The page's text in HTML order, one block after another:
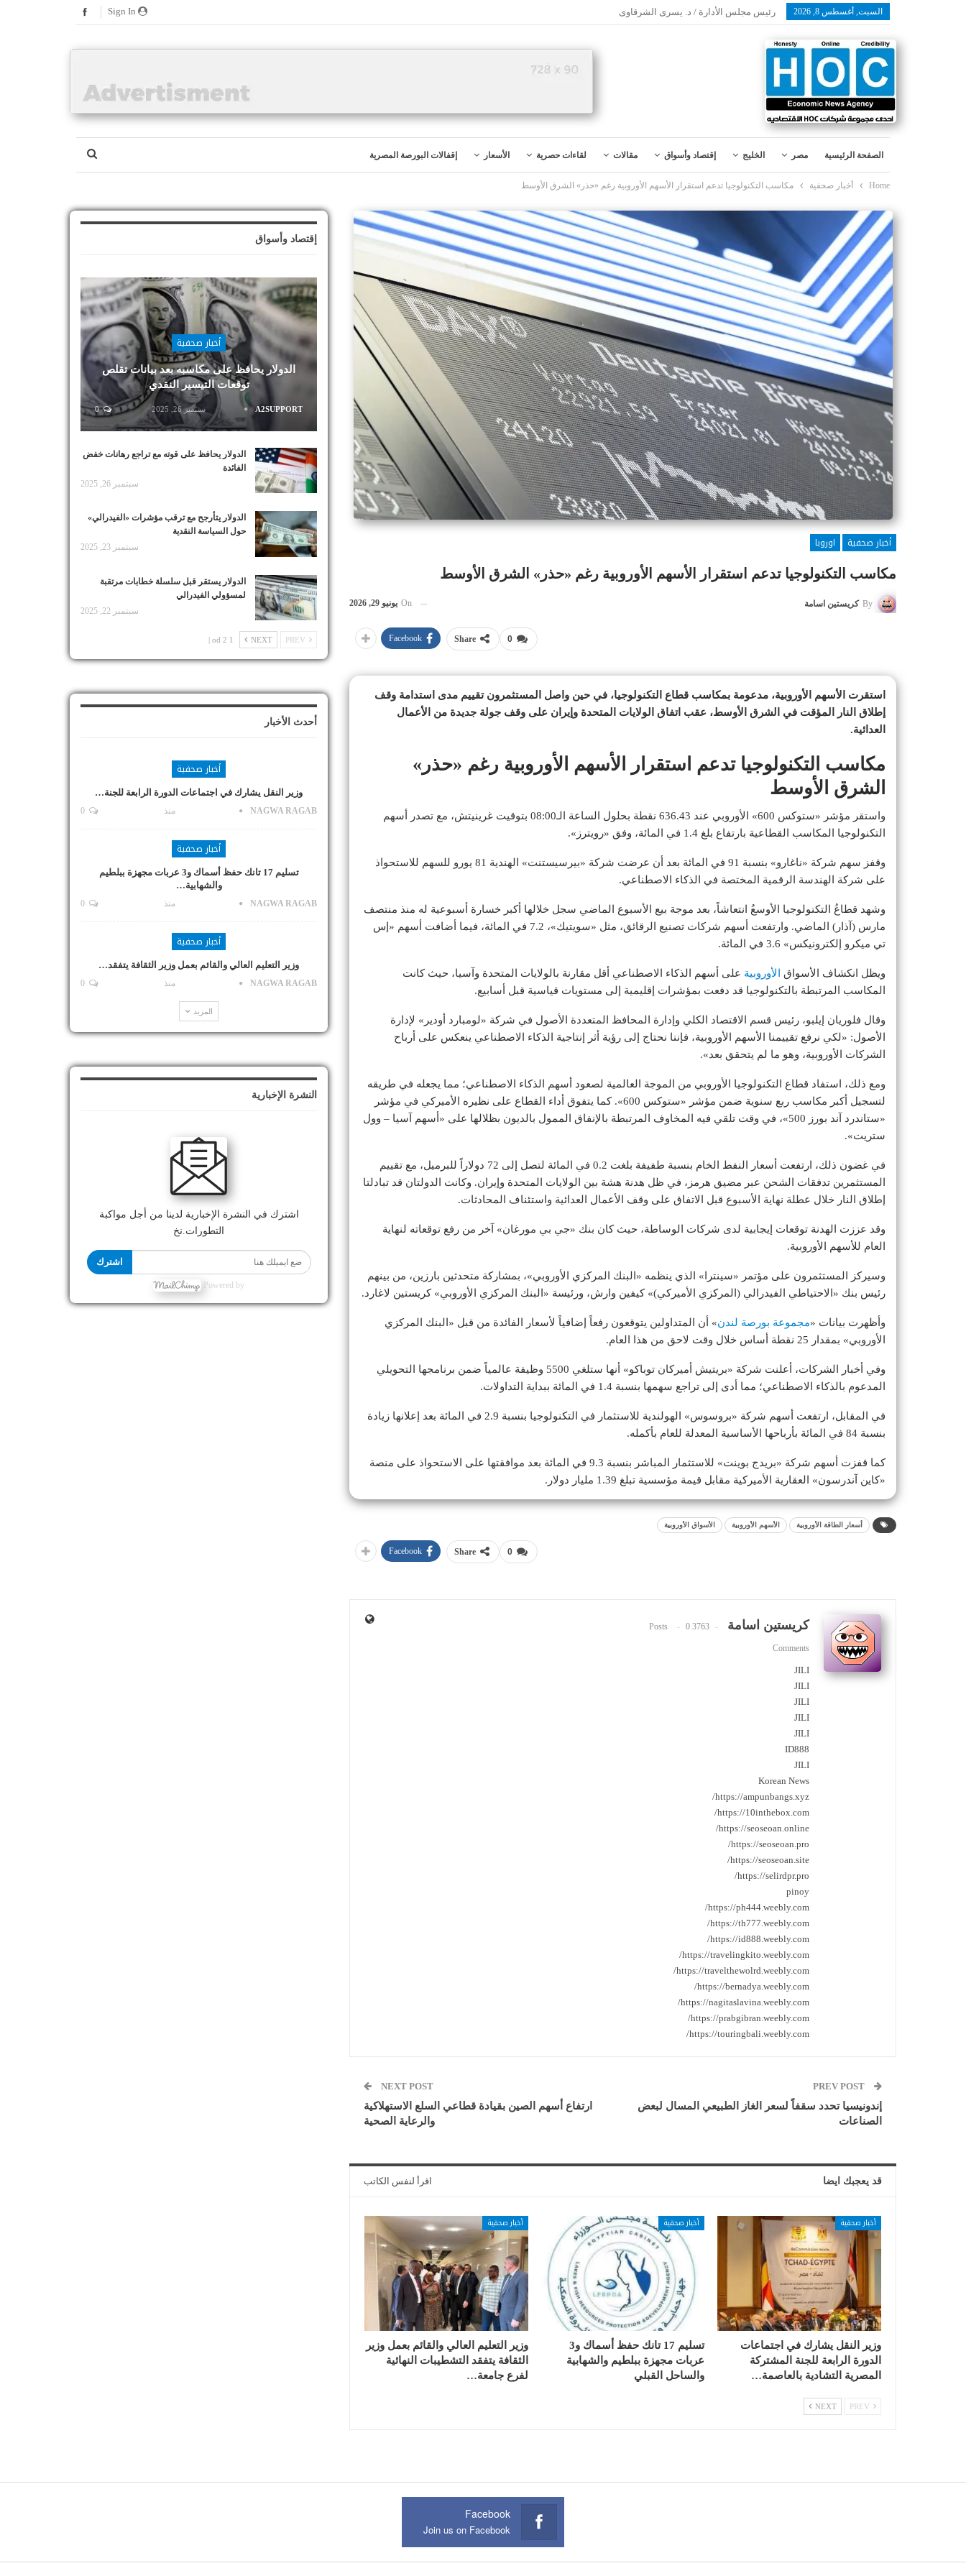
السبت, أغسطس 8, 2026 رئيس مجلس الأدارة / د. يسرى الشرقاوى
الصفحة الرئيسية مصر الخليج إقتصاد وأسواق مقالات لقاءات حصرية الأسعار إقفالات البورصة المصرية
Home أخبار صحفية مكاسب التكنولوجيا تدعم استقرار الأسهم الأوروبية رغم «حذر» الشرق الأوسط
أخبار صحفية
اوروبا
مكاسب التكنولوجيا تدعم استقرار الأسهم الأوروبية رغم «حذر» الشرق الأوسط
By كريستين اسامة On يونيو 29, 2026
0
Share
Facebook
استقرت الأسهم الأوروبية، مدعومة بمكاسب قطاع التكنولوجيا، في حين واصل المستثمرون تقييم مدى استدامة وقف
إطلاق النار المؤقت في الشرق الأوسط، عقب اتفاق الولايات المتحدة وإيران على وقف جولة جديدة من الأعمال
العدائية.
مكاسب التكنولوجيا تدعم استقرار الأسهم الأوروبية رغم «حذر»
الشرق الأوسط
واستقر مؤشر «ستوكس 600» الأوروبي عند 636.43 نقطة بحلول الساعة الـ08:00 بتوقيت غرينيتش، مع تصدر أسهم
التكنولوجيا المكاسب القطاعية بارتفاع بلغ 1.4 في المائة، وفق «رويترز».
وقفز سهم شركة «ناغارو» بنسبة 91 في المائة بعد أن عرضت شركة «بيرسيستنت» الهندية 81 يورو للسهم للاستحواذ
على شركة الهندسة الرقمية المختصة في الذكاء الاصطناعي.
وشهد قطاعُ التكنولوجيا الأوسعُ انتعاشاً، بعد موجة بيع الأسبوع الماضي سجل خلالها أكبر خسارة أسبوعية له منذ منتصف
مارس (آذار) الماضي. وارتفعت أسهم شركات تصنيع الرقائق، مثل «سويتيك»، 7.2 في المائة، فيما أضافت أسهم «إس
تي ميكرو إلكترونيكس» 3.6 في المائة.
ويظل انكشاف الأسواق الأوروبية على أسهم الذكاء الاصطناعي أقل مقارنة بالولايات المتحدة وآسيا، حيث كانت
المكاسب المرتبطة بالتكنولوجيا قد دفعت بمؤشرات إقليمية إلى مستويات قياسية قبل أسابيع.
وقال فلوريان إيلبو، رئيس قسم الاقتصاد الكلي وإدارة المحافظ المتعددة الأصول في شركة «لومبارد أودير» لإدارة
الأصول: «لكي نرفع تقييمنا الأسهم الأوروبية، فإننا نحتاج إلى رؤية أثر إنتاجية الذكاء الاصطناعي ينعكس على أرباح
الشركات الأوروبية، وهو ما لم يتحقق بعد».
ومع ذلك، استفاد قطاع التكنولوجيا الأوروبي من الموجة العالمية لصعود أسهم الذكاء الاصطناعي؛ مما يجعله في طريقه
لتسجيل أكبر مكاسب ربع سنوية ضمن مؤشر «ستوكس 600». كما يتفوق أداء القطاع على نظيره الأميركي في مؤشر
«ستاندرد آند بورز 500»، في وقت تلقي فيه المخاوف المرتبطة بالإنفاق الممول بالديون بظلالها على «أسهم آسيا – وول
ستريت».
في غضون ذلك، ارتفعت أسعار النفط الخام بنسبة طفيفة بلغت 0.2 في المائة لتصل إلى 72 دولاراً للبرميل، مع تقييم
المستثمرين تدفقات الشحن عبر مضيق هرمز، في ظل هدنة هشة بين الولايات المتحدة وإيران. وكانت الدولتان قد تبادلتا
إطلاق النار خلال عطلة نهاية الأسبوع قبل الاتفاق على وقف الأعمال العدائية واستئناف المحادثات.
وقد عززت الهدنة توقعات إيجابية لدى شركات الوساطة، حيث كان بنك «جي بي مورغان» آخر من رفع توقعاته لنهاية
العام للأسهم الأوروبية.
وسيركز المستثمرون على مؤتمر «سينترا» الذي ينظمه «البنك المركزي الأوروبي»، بمشاركة متحدثين بارزين، من بينهم
رئيس بنك «الاحتياطي الفيدرالي (المركزي الأميركي)» كيفين وارش، ورئيسة «البنك المركزي الأوروبي» كريستين لاغارد.
وأظهرت بيانات «مجموعة بورصة لندن» أن المتداولين يتوقعون رفعاً إضافياً لأسعار الفائدة من قبل «البنك المركزي
الأوروبي» بمقدار 25 نقطة أساس خلال وقت لاحق من هذا العام.
وفي أخبار الشركات، أعلنت شركة «بريتيش أميركان توباكو» أنها ستلغي 5500 وظيفة عالمياً ضمن برنامجها التحويلي
المدعوم بالذكاء الاصطناعي؛ مما أدى إلى تراجع سهمها بنسبة 1.4 في المائة ببداية التداولات.
في المقابل، ارتفعت أسهم شركة «بروسوس» الهولندية للاستثمار في التكنولوجيا بنسبة 2.9 في المائة بعد إعلانها زيادة
بنسبة 84 في المائة بأرباحها الأساسية المعدلة للعام بأكمله.
كما قفزت أسهم شركة «بريدج بوينت» للاستثمار المباشر بنسبة 9.3 في المائة بعد موافقتها على الاستحواذ على منصة
«كاين آندرسون» العقارية الأميركية مقابل قيمة مؤسسية تبلغ 1.39 مليار دولار.
أسعار الطاقة الأوروبية الأسهم الأوروبية الأسواق الأوروبية
0
Share
Facebook
كريستين اسامة 3763 Posts
0
Comments
JILI
JILI
JILI
JILI
JILI
ID888
JILI
Korean News
https://ampunbangs.xyz/
https://10inthebox.com/
https://seoseoan.online/
https://seoseoan.pro/
https://seoseoan.site/
https://selirdpr.pro/
pinoy
https://ph444.weebly.com/
https://th777.weebly.com/
https://id888.weebly.com/
https://travelingkito.weebly.com/
https://travelthewolrd.weebly.com/
https://bernadya.weebly.com/
https://nagitaslavina.weebly.com/
https://prabgibran.weebly.com/
https://touringbali.weebly.com/
إندونيسيا تحدد سقفاً لسعر الغاز الطبيعي المسال لبعض
الصناعات
NEXT POST
ارتفاع أسهم الصين بقيادة قطاعي السلع الاستهلاكية
والرعاية الصحية
قد يعجبك ايضا اقرأ لنفس الكاتب
أخبار صحفية
وزير النقل يشارك في اجتماعات
الدورة الرابعة للجنة المشتركة
المصرية التشادية بالعاصمة…
أخبار صحفية
تسليم 17 تانك حفظ أسماك و3
عربات مجهزة ببلطيم والشهابية
والساحل القبلي
أخبار صحفية
وزير التعليم العالي والقائم بعمل وزير
الثقافة يتفقد التشطيبات النهائية
لفرع جامعة…
NEXT
إقتصاد وأسواق
أخبار صحفية
الدولار يحافظ على مكاسبه بعد بيانات تقلص
توقعات التيسير النقدي
A2SUPPORT سبتمبر 26, 2025 0
الدولار يحافظ على قوته مع تراجع رهانات خفض
الفائدة
سبتمبر 26, 2025
الدولار يتأرجح مع ترقب مؤشرات «الفيدرالي»
حول السياسة النقدية
سبتمبر 23, 2025
الدولار يستقر قبل سلسلة خطابات مرتقبة
لمسؤولي الفيدرالي
سبتمبر 22, 2025
NEXT
1 od 2 |
أحدث الأخبار
أخبار صحفية
وزير النقل يشارك في اجتماعات الدورة الرابعة للجنة…
NAGWA RAGAB منذ
أخبار صحفية
تسليم 17 تانك حفظ أسماك و3 عربات مجهزة ببلطيم
والشهابية…
NAGWA RAGAB منذ
أخبار صحفية
وزير التعليم العالي والقائم بعمل وزير الثقافة يتفقد…
NAGWA RAGAB منذ
المزيد
النشرة الإخبارية
اشترك في النشرة الإخبارية لدينا من أجل مواكبة
التطورات.نخ
اشترك
Powered by
Facebook
Join us on Facebook